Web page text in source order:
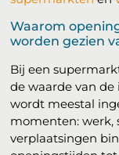
Waarom
worden gezien
Bij een
de waarde van
wordt meestal
momenten: werk,
verplaatsingen